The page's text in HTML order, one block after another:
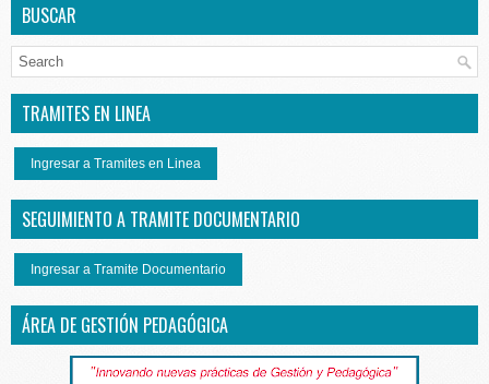
BUSCAR
TRAMITES EN LINEA
Ingresar a Tramites en Linea
SEGUIMIENTO A TRAMITE DOCUMENTARIO
Ingresar a Tramite Documentario
ÁREA DE GESTIÓN PEDAGÓGICA